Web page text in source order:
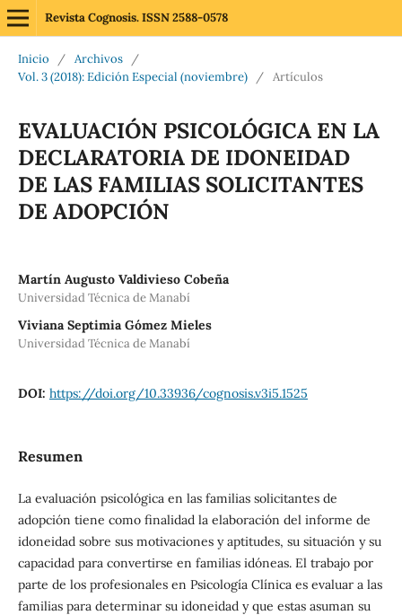
Revista Cognosis. ISSN 2588-0578
Inicio / Archivos
/
Vol. 3 (2018): Edición Especial (noviembre)
/ Artículos
EVALUACIÓN PSICOLÓGICA EN LA
DECLARATORIA DE IDONEIDAD
DE LAS FAMILIAS SOLICITANTES
DE ADOPCIÓN
Martín Augusto Valdivieso Cobeña
Universidad Técnica de Manabí
Viviana Septimia Gómez Mieles
Universidad Técnica de Manabí
DOI: https://doi.org/10.33936/cognosis.v3i5.1525
Resumen
La evaluación psicológica en las familias solicitantes de
adopción tiene como finalidad la elaboración del informe de
idoneidad sobre sus motivaciones y aptitudes, su situación y su
capacidad para convertirse en familias idóneas. El trabajo por
parte de los profesionales en Psicología Clínica es evaluar a las
familias para determinar su idoneidad y que estas asuman su